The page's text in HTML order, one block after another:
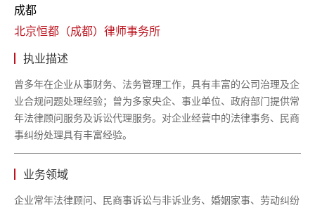
成都
北京恒都（成都）律师事务所
执业描述
曾多年在企业从事财务、法务管理工作，具有丰富的公司治理及企
业合规问题处理经验；曾为多家央企、事业单位、政府部门提供常
年法律顾问服务及诉讼代理服务。对企业经营中的法律事务、民商
事纠纷处理具有丰富经验。
业务领域
企业常年法律顾问、民商事诉讼与非诉业务、婚姻家事、劳动纠纷